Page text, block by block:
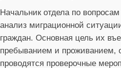
Начальник отдела по
анализ миграционной
граждан. Основная цель их
пребыванием и проживанием,
проводятся проверочные